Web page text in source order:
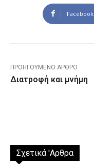
Facebook
ΠΡΟΗΓΟΎΜΕΝΟ ΆΡΘΡΟ
Διατροφή και μνήμη
Σχετικά 'Αρθρα